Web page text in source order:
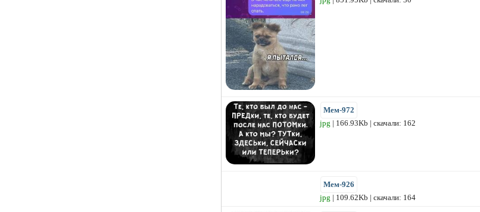
Мем-972
jpg | 166.93Kb | скачали: 162
Мем-926
jpg | 109.62Kb | скачали: 164